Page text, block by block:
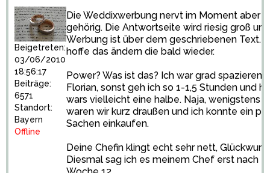
Beigetreten:
03/06/2010
18:56:17
Beiträge:
6571
Standort:
Bayern
Offline
Die Weddixwerbung nervt im Moment aber
gehörig. Die Antwortseite wird riesig groß
Werbung ist über dem geschriebenen Text.
hoffe das ändern die bald wieder.
Power? Was ist das? Ich war grad spazieren
Florian, sonst geh ich so 1-1,5 Stunden und
wars vielleicht eine halbe. Naja, wenigstens
waren wir kurz draußen und ich konnte ein
Sachen einkaufen.
Deine Chefin klingt echt sehr nett,
Diesmal sag ich es meinem Chef erst nach